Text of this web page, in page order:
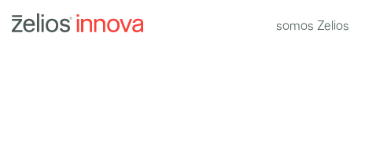
somos Zelios